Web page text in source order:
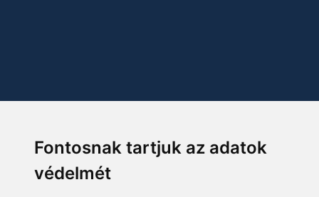
Fontosnak tartjuk az adatok
védelmét